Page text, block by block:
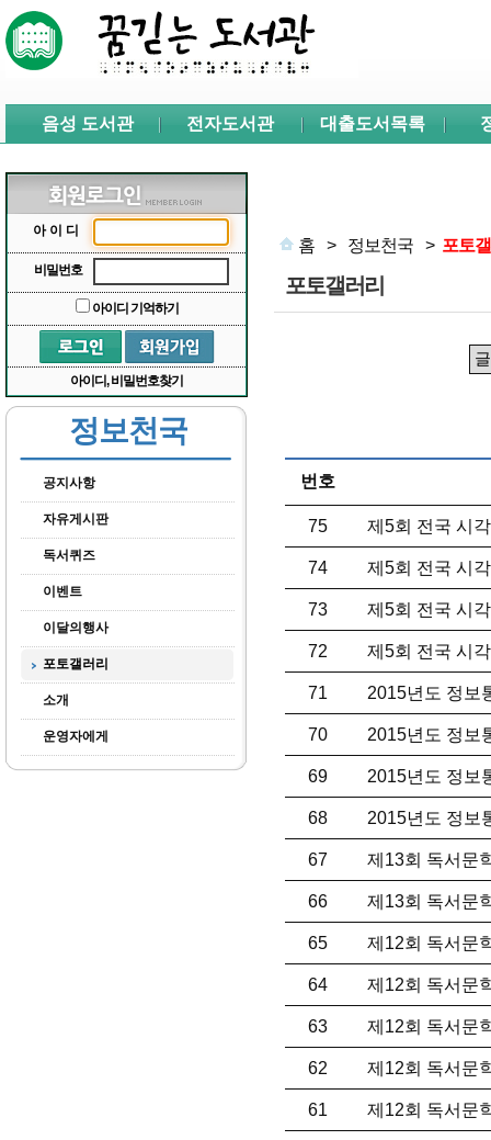
주메뉴 바로가기
서브메뉴 바로가기
음성 도서관 전자도서관 대출도서목록
아이디
비밀번호
아이디 기억하기
아이디, 비밀번호찾기
정보천국
공지사항
자유게시판
독서퀴즈
이벤트
이달의행사
포토갤러리
소개
운영자에게
홈 > 정보천국 > 포토
포토갤러리
번호
75 제5회 전국 시
74 제5회 전국 시
73 제5회 전국 시
72 제5회 전국 시
71 2015년도 정보
70 2015년도 정보
69 2015년도 정보
68 2015년도 정보
67 제13회 독서문
66 제13회 독서문
65 제12회 독서문
64 제12회 독서문
63 제12회 독서문
62 제12회 독서문
61 제12회 독서문